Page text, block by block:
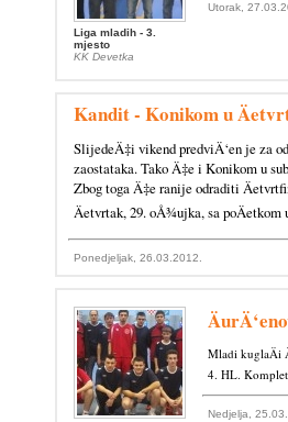
Liga mladih - 3.
mjesto
KK Devetka
Utorak,
Kandit - Konikom u
SlijedeÄ‡i vikend predviÄ‘en je za
zaostataka. Tako Ä‡e i Konikom u
Zbog toga Ä‡e ranije odraditi
Äetvrtak, 29. oÅ¾ujka, sa
Ponedjeljak, 26.03.2012.
Mladi kuglaÄi
4. HL.
Nedjelja,